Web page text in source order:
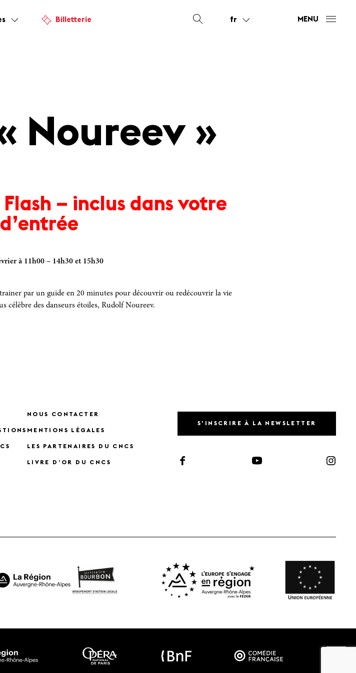
Billetterie fr MENU
Noureev »
– inclus dans votre
à 11h00 – 14h30 et 15h30
par un guide en 20 minutes pour découvrir ou redécouvrir la vie
célèbre des danseurs étoiles, Rudolf Noureev.
NOUS CONTACTER
MENTIONS LÉGALES
LES PARTENAIRES DU CNCS
LIVRE D’OR DU CNCS
S'INSCRIRE À LA NEWSLETTER